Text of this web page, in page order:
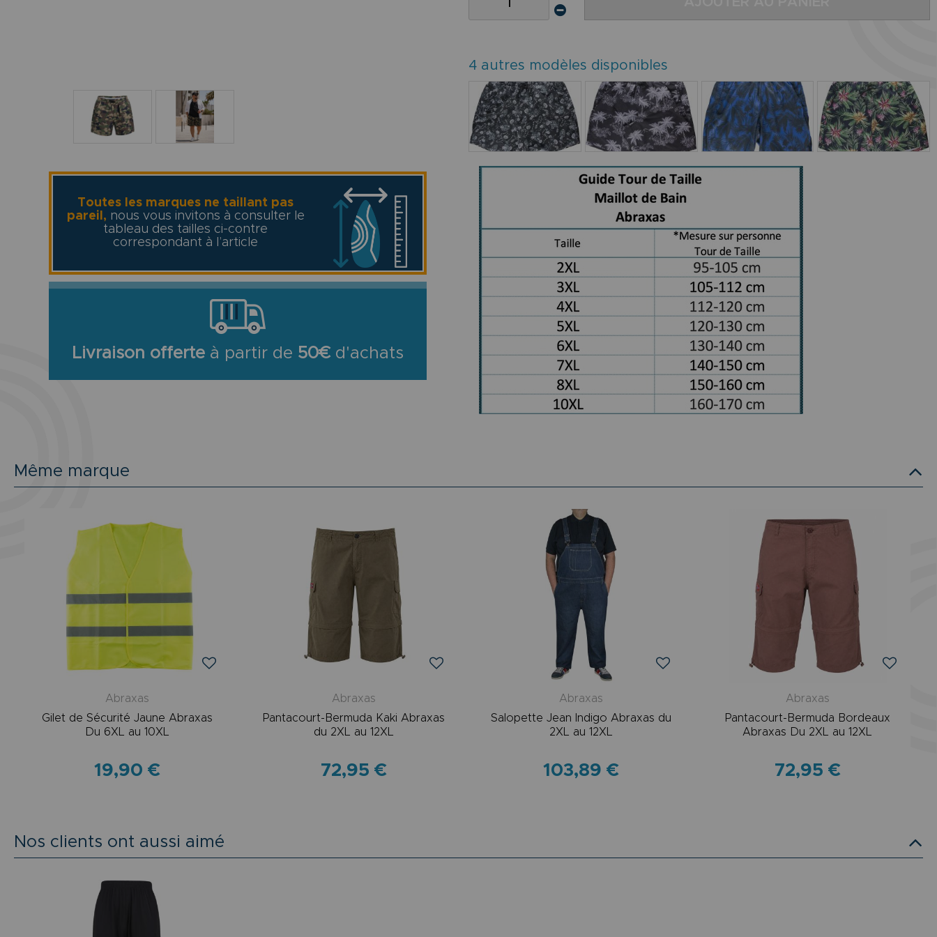
Toutes les marques ne taillant pas
pareil, nous vous invitons à consulter le
tableau des tailles ci-contre
correspondant à l’article
Livraison offerte à partir de 50€ d'achats
4 autres modèles disponibles
Même marque
Abraxas
Gilet de Sécurité Jaune Abraxas
Du 6XL au 10XL
19,90 €
Abraxas
Pantacourt-Bermuda Kaki Abraxas
du 2XL au 12XL
72,95 €
Abraxas
Salopette Jean Indigo Abraxas du
2XL au 12XL
103,89 €
Abraxas
Pantacourt-Bermuda Bordeaux
Abraxas Du 2XL au 12XL
72,95 €
Nos clients ont aussi aimé